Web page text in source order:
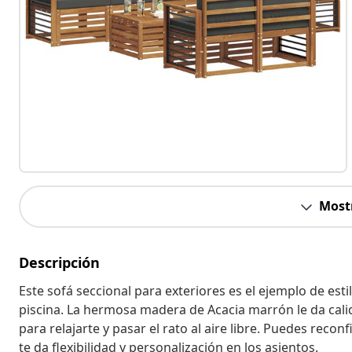
Descripción
Este sofá seccional para exteriores es el ejemplo de
piscina. La hermosa madera de Acacia marrón le da
para relajarte y pasar el rato al aire libre. Puedes
te da flexibilidad y personalización en los asientos.